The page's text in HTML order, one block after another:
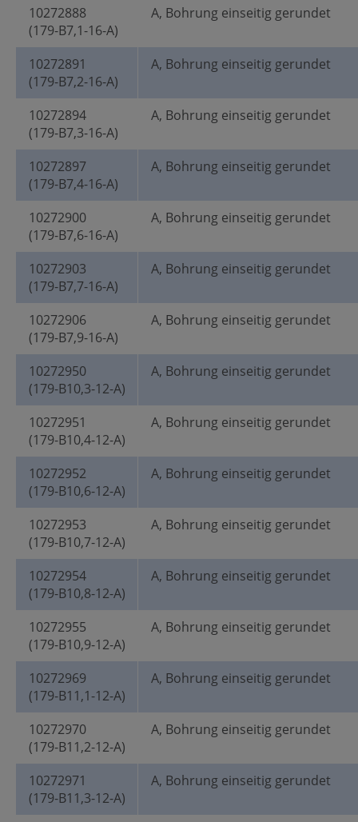
10272888
(179-B7,1-16-A)
A, Bohrung einseitig gerundet
10272891
(179-B7,2-16-A)
A, Bohrung einseitig gerundet
10272894
(179-B7,3-16-A)
A, Bohrung einseitig gerundet
10272897
(179-B7,4-16-A)
A, Bohrung einseitig gerundet
10272900
(179-B7,6-16-A)
A, Bohrung einseitig gerundet
10272903
(179-B7,7-16-A)
A, Bohrung einseitig gerundet
10272906
(179-B7,9-16-A)
A, Bohrung einseitig gerundet
10272950
(179-B10,3-12-A)
A, Bohrung einseitig gerundet
10272951
(179-B10,4-12-A)
A, Bohrung einseitig gerundet
10272952
(179-B10,6-12-A)
A, Bohrung einseitig gerundet
10272953
(179-B10,7-12-A)
A, Bohrung einseitig gerundet
10272954
(179-B10,8-12-A)
A, Bohrung einseitig gerundet
10272955
(179-B10,9-12-A)
A, Bohrung einseitig gerundet
10272969
(179-B11,1-12-A)
A, Bohrung einseitig gerundet
10272970
(179-B11,2-12-A)
A, Bohrung einseitig gerundet
10272971
(179-B11,3-12-A)
A, Bohrung einseitig gerundet